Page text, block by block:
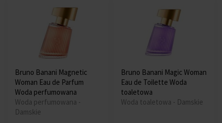
Bruno Banani Magnetic
Woman Eau de Parfum
Woda perfumowana
Woda perfumowana -
Damskie
Bruno Banani Magic Woman
Eau de Toilette Woda
toaletowa
Woda toaletowa - Damskie